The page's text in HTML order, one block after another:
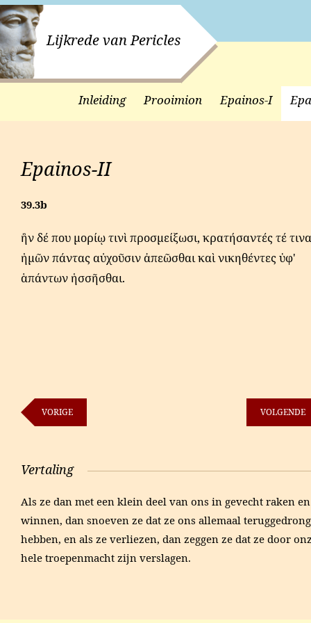
Lijkrede van Pericles
Inleiding Prooimion Epainos-I
Epainos-II
39.3b
ἢν δέ που μορίῳ τινὶ προσμείξωσι, κρατήσαντές τέ
ἡμῶν πάντας αὐχοῦσιν ἀπεῶσθαι καὶ νικηθέντες ὑφ'
ἁπάντων ἡσσῆσθαι.
VORIGE VOLGENDE
Vertaling
Als ze dan met een klein deel van ons in gevecht raken en
winnen, dan snoeven ze dat ze ons allemaal
hebben, en als ze verliezen, dan zeggen ze dat ze door
hele troepenmacht zijn verslagen.